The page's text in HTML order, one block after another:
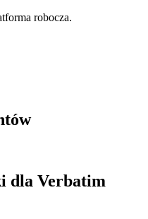
robocza.
dla Verbatim